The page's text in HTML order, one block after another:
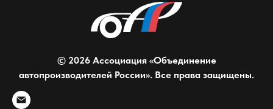
© 2026 Ассоциация «Объединение
автопроизводителей России». Все права защищены.